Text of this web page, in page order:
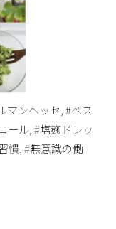
マンヘッセ ,#ベス
ール ,#塩麹ドレッ
慣 ,#無意識の働